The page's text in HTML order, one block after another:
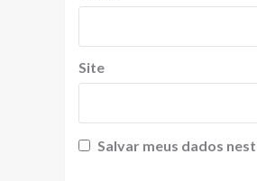
Site
Salvar meus dados